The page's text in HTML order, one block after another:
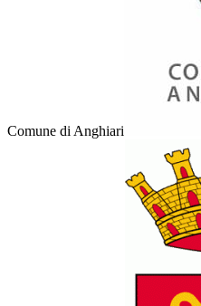
Comune di Anghiari